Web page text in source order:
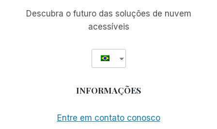
Descubra o futuro das soluções de nuvem
acessíveis
INFORMAÇÕES
Entre em contato conosco